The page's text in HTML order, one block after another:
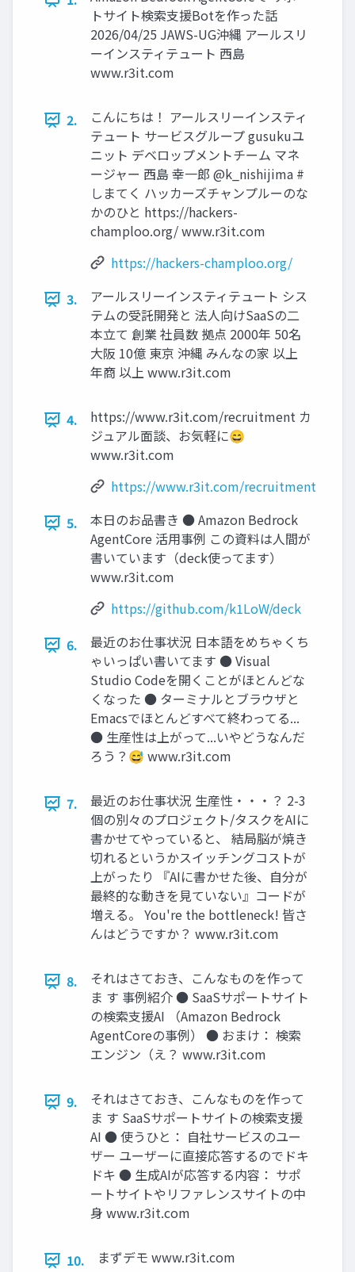
トサイト検索支援Botを作った話
2026/04/25 JAWS-UG沖縄 アールスリ
ーインスティテュート 西島
www.r3it.com
2.
こんにちは！ アールスリーインスティ
テュート サービスグループ gusukuユ
ニット デベロップメントチーム マネ
ージャー 西島 幸一郎 @k_nishijima #
しまてく ハッカーズチャンプルーのな
かのひと https://hackers-
champloo.org/ www.r3it.com
https://hackers-champloo.org/
3.
アールスリーインスティテュート シス
テムの受託開発と 法人向けSaaSの二
本立て 創業 社員数 拠点 2000年 50名
大阪 10億 東京 沖縄 みんなの家 以上
年商 以上 www.r3it.com
4.
https://www.r3it.com/recruitment カ
ジュアル面談、お気軽に😄
www.r3it.com
https://www.r3it.com/recruitment
5.
本日のお品書き ● Amazon Bedrock
AgentCore 活用事例 この資料は人間が
書いています（deck使ってます）
www.r3it.com
https://github.com/k1LoW/deck
6.
最近のお仕事状況 日本語をめちゃくち
ゃいっぱい書いてます ● Visual
Studio Codeを開くことがほとんどな
くなった ● ターミナルとブラウザと
Emacsでほとんどすべて終わってる...
● 生産性は上がって...いやどうなんだ
ろう？😅 www.r3it.com
7.
最近のお仕事状況 生産性・・・？ 2-3
個の別々のプロジェクト/タスクをAIに
書かせてやっていると、 結局脳が焼き
切れるというかスイッチングコストが
上がったり 『AIに書かせた後、自分が
最終的な動きを見ていない』コードが
増える。 You're the bottleneck! 皆さ
んはどうですか？ www.r3it.com
8.
それはさておき、こんなものを作って
ま す 事例紹介 ● SaaSサポートサイト
の検索支援AI （Amazon Bedrock
AgentCoreの事例） ● おまけ： 検索
エンジン（え？ www.r3it.com
9.
それはさておき、こんなものを作って
ま す SaaSサポートサイトの検索支援
AI ● 使うひと： 自社サービスのユー
ザー ユーザーに直接応答するのでドキ
ドキ ● 生成AIが応答する内容： サポ
ートサイトやリファレンスサイトの中
身 www.r3it.com
10. まずデモ www.r3it.com